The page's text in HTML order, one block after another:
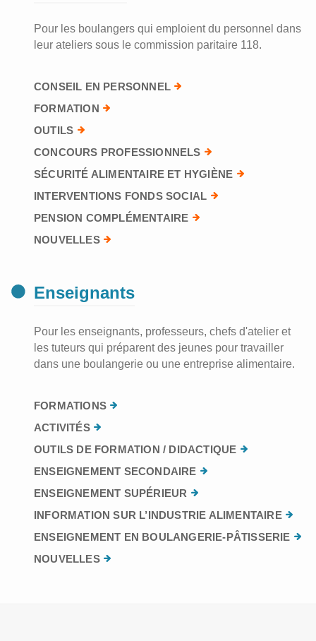
Pour les boulangers qui emploient du personnel dans
leur ateliers sous le commission paritaire 118.
CONSEIL EN PERSONNEL
FORMATION
OUTILS
CONCOURS PROFESSIONNELS
SÉCURITÉ ALIMENTAIRE ET HYGIÈNE
INTERVENTIONS FONDS SOCIAL
PENSION COMPLÉMENTAIRE
NOUVELLES
Enseignants
Pour les enseignants, professeurs, chefs d'atelier et
les tuteurs qui préparent des jeunes pour travailler
dans une boulangerie ou une entreprise alimentaire.
FORMATIONS
ACTIVITÉS
OUTILS DE FORMATION / DIDACTIQUE
ENSEIGNEMENT SECONDAIRE
ENSEIGNEMENT SUPÉRIEUR
INFORMATION SUR L’INDUSTRIE ALIMENTAIRE
ENSEIGNEMENT EN BOULANGERIE-PÂTISSERIE
NOUVELLES